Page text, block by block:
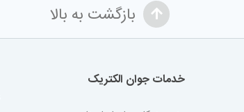
بازگشت به بالا
خدمات جوان الکتریک